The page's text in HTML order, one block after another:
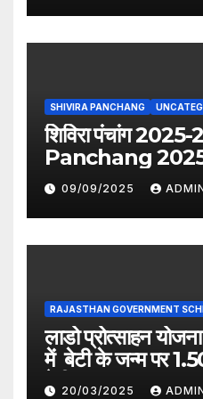
SHIVIRA PANCHANG
शिविरा पंचांग
Panchang
09/09/2025
RAJASTHAN GOVERNMENT
लाडो प्रोत्साहन
में बेटी के जन्म पर
देगी सरकार
20/03/2025